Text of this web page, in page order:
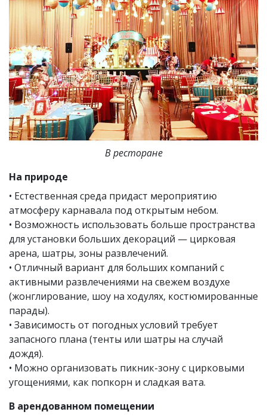
В ресторане
На природе
• Естественная среда придаст мероприятию
атмосферу карнавала под открытым небом.
• Возможность использовать больше пространства
для установки больших декораций — цирковая
арена, шатры, зоны развлечений.
• Отличный вариант для больших компаний с
активными развлечениями на свежем воздухе
(жонглирование, шоу на ходулях, костюмированные
парады).
• Зависимость от погодных условий требует
запасного плана (тенты или шатры на случай
дождя).
• Можно организовать пикник-зону с цирковыми
угощениями, как попкорн и сладкая вата.
В арендованном помещении